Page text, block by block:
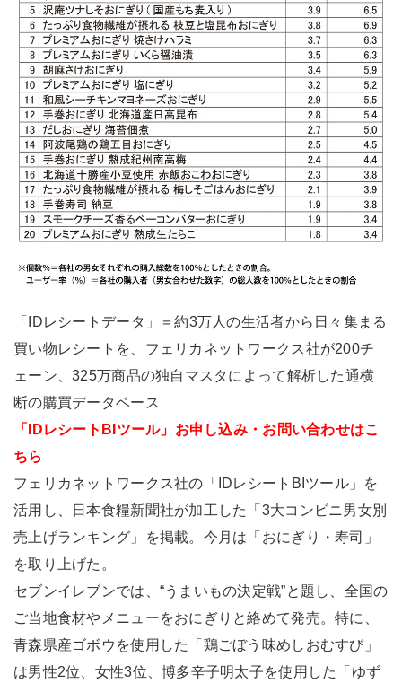
「IDレシートデータ」＝約3万人の生活者から日々集まる
買い物レシートを、フェリカネットワークス社が200チ
ェーン、325万商品の独自マスタによって解析した通横
断の購買データベース
「IDレシートBIツール」お申し込み・お問い合わせはこ
ちら
フェリカネットワークス社の「IDレシートBIツール」を
活用し、日本食糧新聞社が加工した「3大コンビニ男女別
売上げランキング」を掲載。今月は「おにぎり・寿司」
を取り上げた。
セブンイレブンでは、“うまいもの決定戦”と題し、全国の
ご当地食材やメニューをおにぎりと絡めて発売。特に、
青森県産ゴボウを使用した「鶏ごぼう味めしおむすび」
は男性2位、女性3位、博多辛子明太子を使用した「ゆず